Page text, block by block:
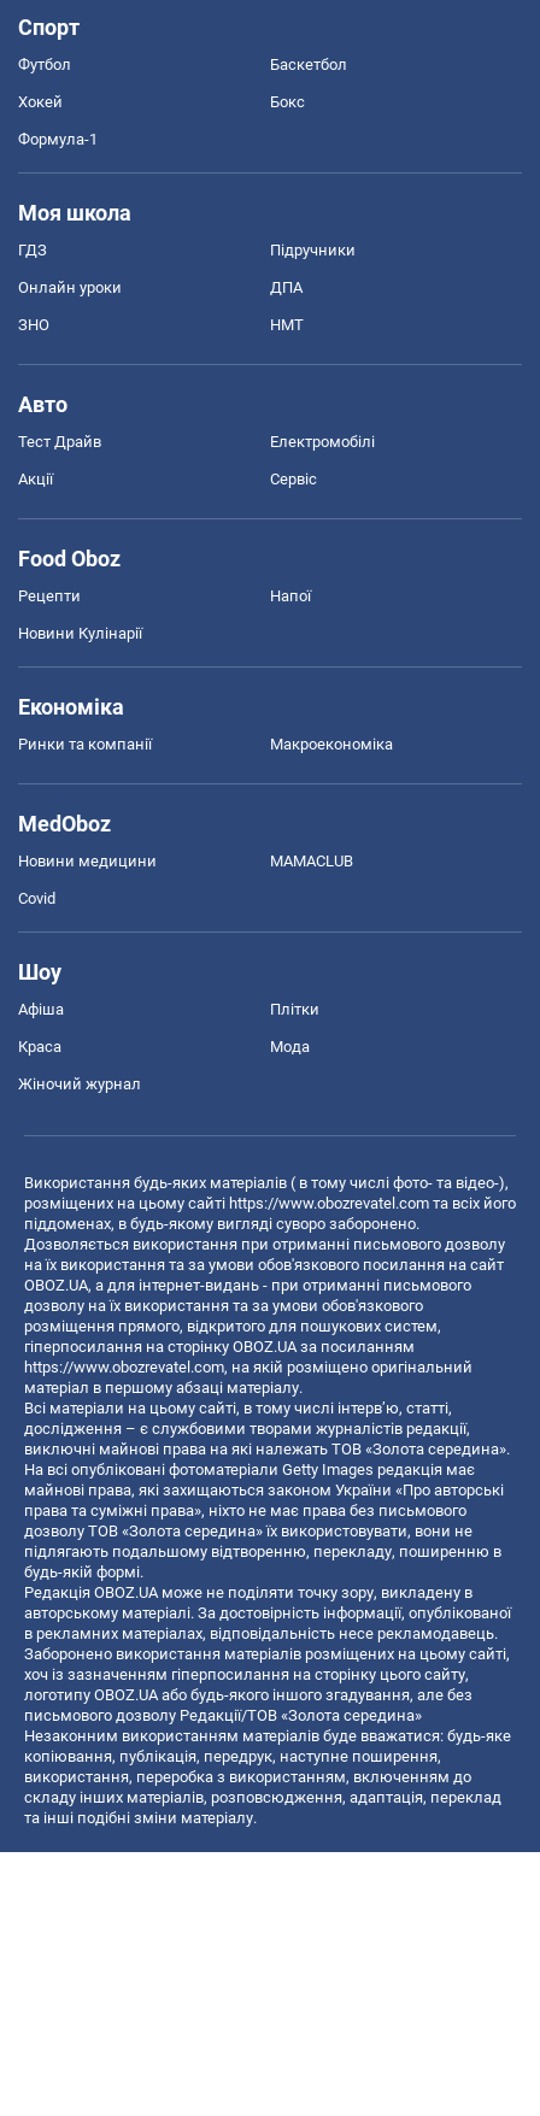
Спорт
Футбол Баскетбол
Хокей Бокс
Формула-1
Моя школа
ГДЗ Підручники
Онлайн уроки ДПА
ЗНО НМТ
Авто
Тест Драйв Електромобілі
Акції Сервіс
Food Oboz
Рецепти Напої
Новини Кулінарії
Економіка
Ринки та компанії Макроекономіка
MedOboz
Новини медицини MAMACLUB
Covid
Шоу
Афіша Плітки
Краса Мода
Жіночий журнал
Використання будь-яких матеріалів ( в тому числі фото- та відео-),
розміщених на цьому сайті https://www.obozrevatel.com та всіх його
піддоменах, в будь-якому вигляді суворо заборонено.
Дозволяється використання при отриманні письмового дозволу
на їх використання та за умови обов'язкового посилання на сайт
OBOZ.UA, а для інтернет-видань - при отриманні письмового
дозволу на їх використання та за умови обов'язкового
розміщення прямого, відкритого для пошукових систем,
гіперпосилання на сторінку OBOZ.UA за посиланням
https://www.obozrevatel.com, на якій розміщено оригінальний
матеріал в першому абзаці матеріалу.
Всі матеріали на цьому сайті, в тому числі інтерв’ю, статті,
дослідження – є службовими творами журналістів редакції,
виключні майнові права на які належать ТОВ «Золота середина».
На всі опубліковані фотоматеріали Getty Images редакція має
майнові права, які захищаються законом України «Про авторські
права та суміжні права», ніхто не має права без письмового
дозволу ТОВ «Золота середина» їх використовувати, вони не
підлягають подальшому відтворенню, перекладу, поширенню в
будь-якій формі.
Редакція OBOZ.UA може не поділяти точку зору, викладену в
авторському матеріалі. За достовірність інформації, опублікованої
в рекламних матеріалах, відповідальність несе рекламодавець.
Заборонено використання матеріалів розміщених на цьому сайті,
хоч із зазначенням гіперпосилання на сторінку цього сайту,
логотипу OBOZ.UA або будь-якого іншого згадування, але без
письмового дозволу Редакції/ТОВ «Золота середина»
Незаконним використанням матеріалів буде вважатися: будь-яке
копiювання, публiкацiя, передрук, наступне поширення,
використання, переробка з використанням, включенням до
складу інших матеріалів, розповсюдження, адаптація, переклад
та інші подібні зміни матеріалу.